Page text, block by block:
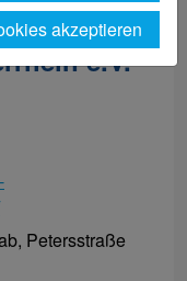
e.V.
Petersstraße
akzeptieren